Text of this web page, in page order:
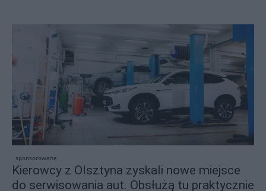
sponsorowane
Kierowcy z Olsztyna zyskali nowe miejsce
do serwisowania aut. Obsłużą tu praktycznie